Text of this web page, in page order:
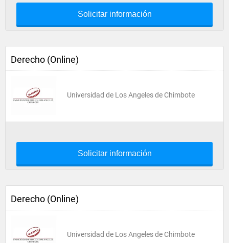
Solicitar información
Derecho (Online)
Universidad de Los Angeles de Chimbote
Solicitar información
Derecho (Online)
Universidad de Los Angeles de Chimbote